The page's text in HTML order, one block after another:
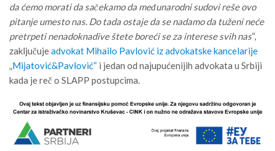
da ćemo morati da sačekamo da međunarodni sudovi reše ovo
pitanje umesto nas. Do tada ostaje da se nadamo da tuženi neće
pretrpeti nenadoknadive štete boreći se za interese svih nas“,
zaključujeadvokat Mihailo Pavlović iz advokatske kancelarije
„Mijatović&Pavlović“ i jedan od najupućenijih advokata u Srbiji
kada je reč o SLAPP postupcima.